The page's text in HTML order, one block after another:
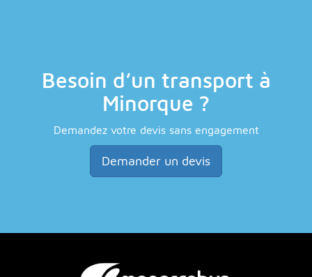
Besoin d’un transport à
Minorque ?
Demandez votre devis sans engagement
Demander un devis